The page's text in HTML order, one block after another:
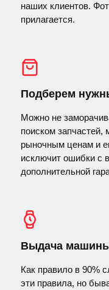
наших клиентов.
прилагается.
Подберем
Можно не
поиском
рыночным ценам и
исключит ошибки с
дополнительной
Выдача
Как правило в 90%
эти правила, но